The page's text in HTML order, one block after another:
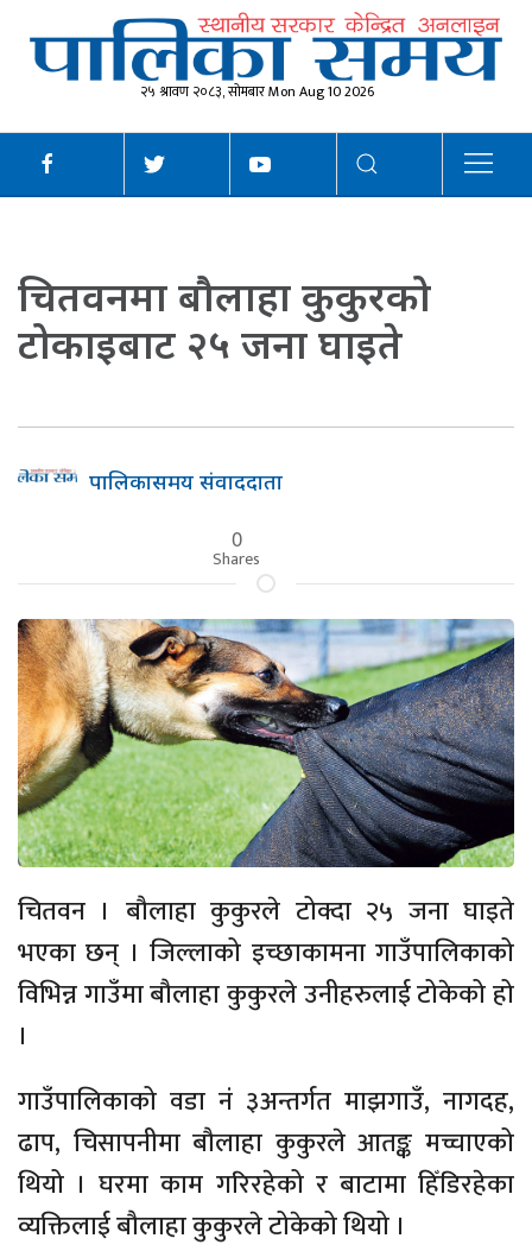
२५ श्रावण २०८३, सोमबार Mon Aug 10 2026
चितवनमा बौलाहा कुकुरको
टोकाइबाट २५ जना घाइते
पालिकासमय संवाददाता
0
Shares
चितवन । बौलाहा कुकुरले टोक्दा २५ जना घाइते
भएका छन् । जिल्लाको इच्छाकामना गाउँपालिकाको
विभिन्न गाउँमा बौलाहा कुकुरले उनीहरुलाई टोकेको हो
।
गाउँपालिकाको वडा नं ३अन्तर्गत माझगाउँ, नागदह,
ढाप, चिसापनीमा बौलाहा कुकुरले आतङ्क मच्चाएको
थियो । घरमा काम गरिरहेको र बाटामा हिँडिरहेका
व्यक्तिलाई बौलाहा कुकुरले टोकेको थियो ।